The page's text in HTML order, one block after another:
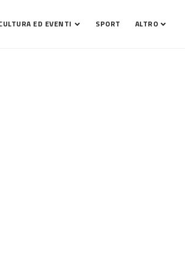
ED EVENTI SPORT ALTRO